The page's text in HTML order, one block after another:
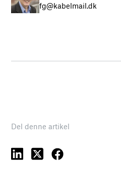
fg@kabelmail.dk
Del denne artikel